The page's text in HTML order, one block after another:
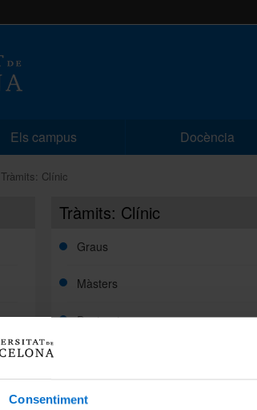
Consentiment
Els campus Docència
Tràmits: Clínic
Tràmits: Clínic
Graus
Màsters
Doctorat